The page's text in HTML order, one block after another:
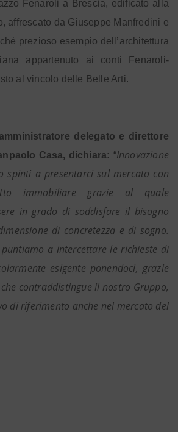
Fenaroli a Brescia, edificato alla
affrescato da Giuseppe Manfredini e
prezioso esempio dell’architettura
appartenuto ai conti Fenaroli-
al vincolo delle Belle Arti.
delegato e direttore
Casa, dichiara: “Innovazione
spinti a presentarci sul mercato con
immobiliare grazie al quale
in grado di soddisfare il bisogno
di concretezza e di sogno.
a intercettare le richieste di
esigente ponendoci, grazie
contraddistingue il nostro Gruppo,
di riferimento anche nel mercato del